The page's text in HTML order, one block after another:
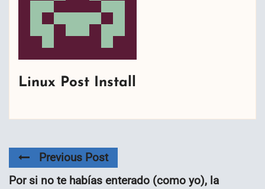
Linux Post Install
Previous Post
Por si no te habías enterado (como yo), la